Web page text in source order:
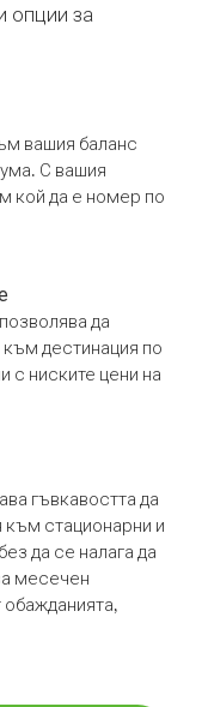
опции за
вашия баланс
С вашия
кой да е номер по
да
дестинация по
с ниските цени на
гъвкавостта да
стационарни и
да се налага да
месечен